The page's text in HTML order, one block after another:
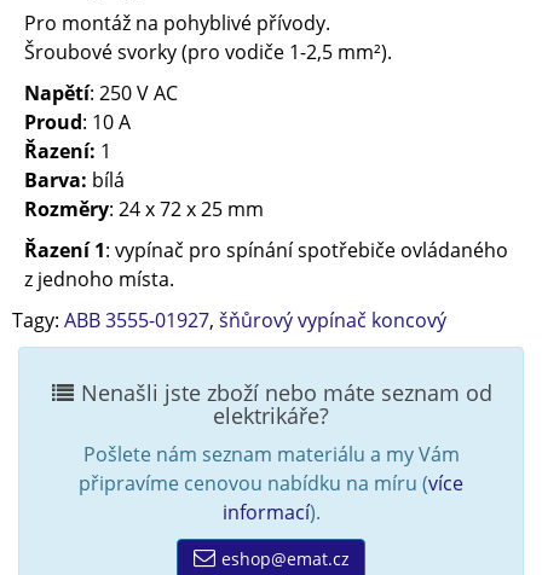
Pro montáž na pohyblivé přívody.
Šroubové svorky (pro vodiče 1-2,5 mm²).
Napětí: 250 V AC
Proud: 10 A
Řazení: 1
Barva: bílá
Rozměry: 24 x 72 x 25 mm
Řazení 1: vypínač pro spínání spotřebiče ovládaného
z jednoho místa.
Tagy: ABB 3555-01927, šňůrový vypínač koncový
Nenašli jste zboží nebo máte seznam od
elektrikáře?
Pošlete nám seznam materiálu a my Vám
připravíme cenovou nabídku na míru (více
informací).
eshop@emat.cz